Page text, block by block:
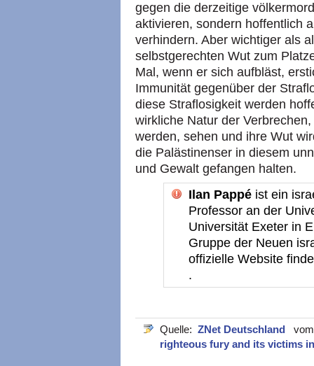
gegen die derzeitige
aktivieren, sondern hoffentlich
verhindern. Aber wichtiger als
selbstgerechten Wut zum
Mal, wenn er sich aufbläst,
Immunität gegenüber der
diese Straflosigkeit werden
wirkliche Natur der
werden, sehen und ihre Wut
die Palästinenser in diesem
und Gewalt gefangen halten.
Ilan Pappé ist ein
Professor an der
Universität Exeter in
Gruppe der Neuen
offizielle Website
.
Quelle: ZNet Deutschland
righteous fury and its victims